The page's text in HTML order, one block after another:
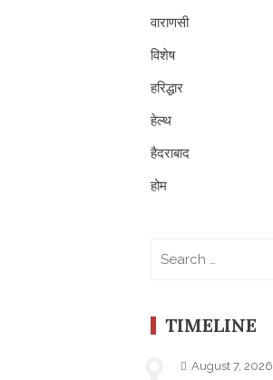
वाराणसी
विशेष
हरिद्धार
हेल्थ
हैदराबाद
होम
TIMELINE
August 7, 2026